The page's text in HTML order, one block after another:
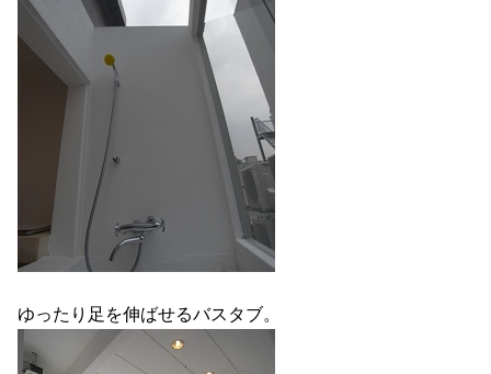
ゆったり足を伸ばせるバスタブ。